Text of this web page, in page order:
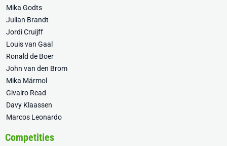
Mika Godts
Julian Brandt
Jordi Cruijff
Louis van Gaal
Ronald de Boer
John van den Brom
Mika Mármol
Givairo Read
Davy Klaassen
Marcos Leonardo
Competities